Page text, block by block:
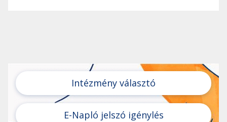
Intézmény választó
E-Napló jelszó igénylés